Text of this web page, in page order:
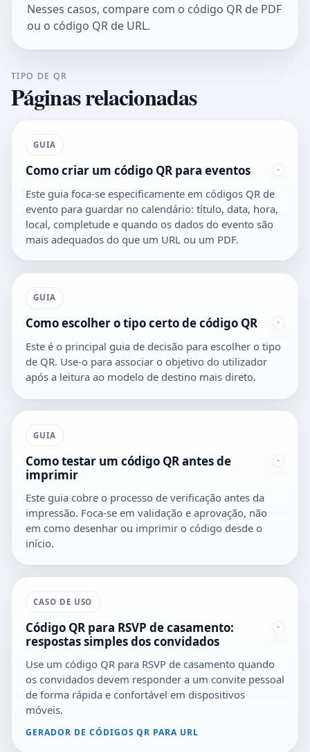
Nesses casos, compare com o código QR de PDF
ou o código QR de URL.
TIPO DE QR
Páginas relacionadas
GUIA
Como criar um código QR para eventos
Este guia foca-se especificamente em códigos QR de
evento para guardar no calendário: título, data, hora,
local, completude e quando os dados do evento são
mais adequados do que um URL ou um PDF.
GUIA
Como escolher o tipo certo de código QR
Este é o principal guia de decisão para escolher o tipo
de QR. Use-o para associar o objetivo do utilizador
após a leitura ao modelo de destino mais direto.
GUIA
Como testar um código QR antes de
imprimir
Este guia cobre o processo de verificação antes da
impressão. Foca-se em validação e aprovação, não
em como desenhar ou imprimir o código desde o
início.
CASO DE USO
Código QR para RSVP de casamento:
respostas simples dos convidados
Use um código QR para RSVP de casamento quando
os convidados devem responder a um convite pessoal
de forma rápida e confortável em dispositivos
móveis.
GERADOR DE CÓDIGOS QR PARA URL